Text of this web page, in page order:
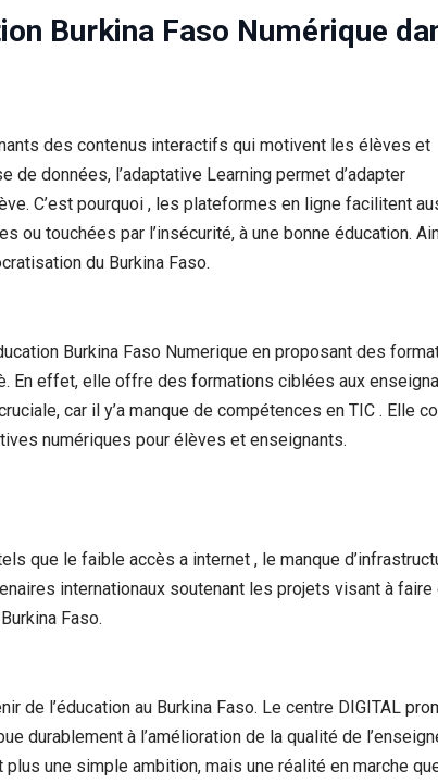
Burkina Faso Numérique
des contenus interactifs qui motivent les élèves et
de données, l’adaptative Learning permet d’adapter
C’est pourquoi , les plateformes en ligne facilitent
ou touchées par l’insécurité, à une bonne éducation.
du Burkina Faso.
Burkina Faso Numerique en proposant des
En effet, elle offre des formations ciblées aux
car il y’a manque de compétences en TIC . Elle
numériques pour élèves et enseignants.
que le faible accès a internet , le manque
internationaux soutenant les projets visant à faire
Faso.
de l’éducation au Burkina Faso. Le centre DIGITAL
durablement à l’amélioration de la qualité de
plus une simple ambition, mais une réalité en marche